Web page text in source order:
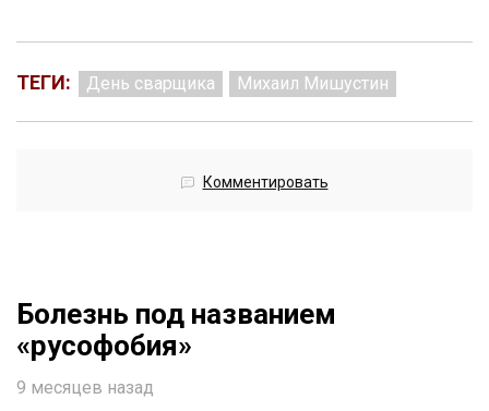
ТЕГИ: День сварщика Михаил Мишустин
Комментировать
Болезнь под названием
«русофобия»
9 месяцев назад